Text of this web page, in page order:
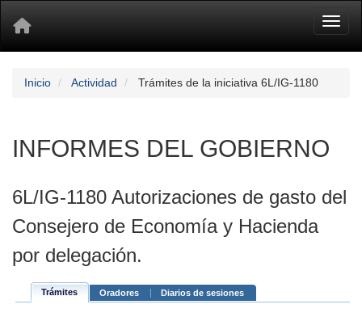
Inicio Actividad Trámites de la iniciativa 6L/IG-1180
INFORMES DEL GOBIERNO
6L/IG-1180 Autorizaciones de gasto del
Consejero de Economía y Hacienda
por delegación.
Trámites Oradores Diarios de sesiones